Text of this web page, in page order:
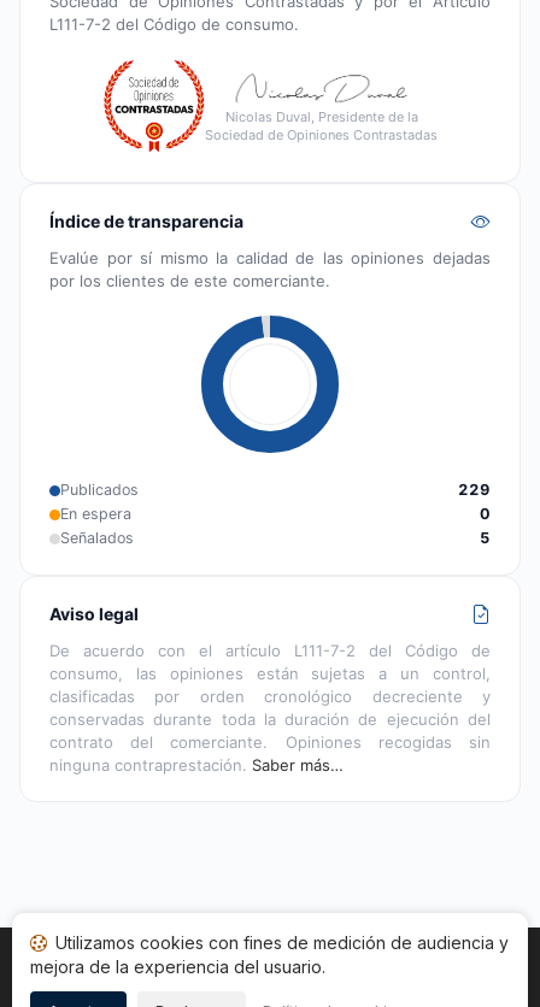
L111-7-2 del Código de consumo.
Nicolas Duval, Presidente de la
Sociedad de Opiniones Contrastadas
Índice de transparencia
Evalúe por sí mismo la calidad de las opiniones dejadas
por los clientes de este comerciante.
Publicados
229
En espera
0
Señalados
5
Aviso legal
De acuerdo con el artículo L111-7-2 del Código de
consumo, las opiniones están sujetas a un control,
clasificadas por orden cronológico decreciente y
conservadas durante toda la duración de ejecución del
contrato del comerciante. Opiniones recogidas sin
ninguna contraprestación. Saber más…
Inicio Estado opiniones Categorías
Utilizamos cookies con fines de medición de audiencia y
mejora de la experiencia del usuario.